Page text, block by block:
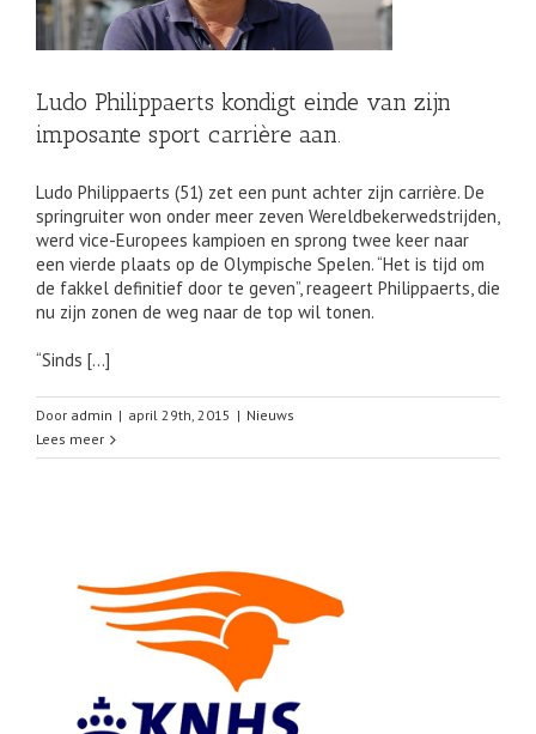
Ludo Philippaerts kondigt einde van zijn
imposante sport carrière aan.
Ludo Philippaerts (51) zet een punt achter zijn carrière. De
springruiter won onder meer zeven Wereldbekerwedstrijden,
werd vice-Europees kampioen en sprong twee keer naar
een vierde plaats op de Olympische Spelen. “Het is tijd om
de fakkel definitief door te geven”, reageert Philippaerts, die
nu zijn zonen de weg naar de top wil tonen.
“Sinds […]
Door admin | april 29th, 2015 | Nieuws
Lees meer